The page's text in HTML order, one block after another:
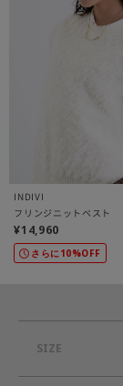
INDIVI
フリンジニットベスト
¥14,960
さらに10%OFF
SIZE